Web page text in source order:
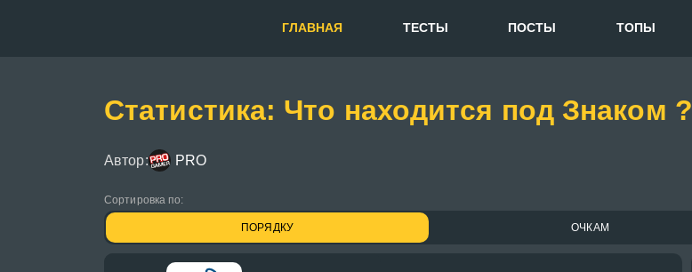
ГЛАВНАЯ ТЕСТЫ ПОСТЫ ТОПЫ
Статистика: Что находится под Знаком ?
Автор: PRO
Сортировка по:
ПОРЯДКУ ОЧКАМ